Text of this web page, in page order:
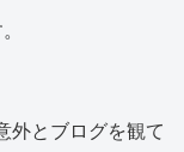
外とブログを観て